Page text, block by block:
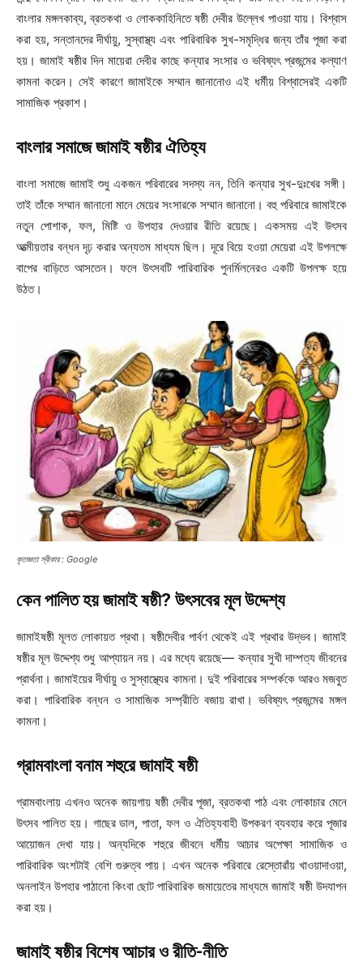
বাংলার মঙ্গলকাব্য, ব্রতকথা ও লোককাহিনিতে ষষ্ঠী দেবীর উল্লেখ পাওয়া যায়। বিশ্বাস
করা হয়, সন্তানদের দীর্ঘায়ু, সুস্বাস্থ্য এবং পারিবারিক সুখ-সমৃদ্ধির জন্য তাঁর পূজা করা
হয়। জামাই ষষ্ঠীর দিন মায়েরা দেবীর কাছে কন্যার সংসার ও ভবিষ্যৎ প্রজন্মের কল্যাণ
কামনা করেন। সেই কারণে জামাইকে সম্মান জানানোও এই ধর্মীয় বিশ্বাসেরই একটি
সামাজিক প্রকাশ।
বাংলার সমাজে জামাই ষষ্ঠীর ঐতিহ্য
বাংলা সমাজে জামাই শুধু একজন পরিবারের সদস্য নন, তিনি কন্যার সুখ-দুঃখের সঙ্গী।
তাই তাঁকে সম্মান জানানো মানে মেয়ের সংসারকে সম্মান জানানো। বহু পরিবারে জামাইকে
নতুন পোশাক, ফল, মিষ্টি ও উপহার দেওয়ার রীতি রয়েছে। একসময় এই উৎসব
আত্মীয়তার বন্ধন দৃঢ় করার অন্যতম মাধ্যম ছিল। দূরে বিয়ে হওয়া মেয়েরা এই উপলক্ষে
বাপের বাড়িতে আসতেন। ফলে উৎসবটি পারিবারিক পুনর্মিলনেরও একটি উপলক্ষ হয়ে
উঠত।
কৃতজ্ঞতা স্বীকার : Google
কেন পালিত হয় জামাই ষষ্ঠী? উৎসবের মূল উদ্দেশ্য
জামাইষষ্ঠী মূলত লোকায়ত প্রথা। ষষ্ঠীদেবীর পার্বণ থেকেই এই প্রথার উদ্ভব। জামাই
ষষ্ঠীর মূল উদ্দেশ্য শুধু আপ্যায়ন নয়। এর মধ্যে রয়েছে— কন্যার সুখী দাম্পত্য জীবনের
প্রার্থনা। জামাইয়ের দীর্ঘায়ু ও সুস্বাস্থ্যের কামনা। দুই পরিবারের সম্পর্ককে আরও মজবুত
করা। পারিবারিক বন্ধন ও সামাজিক সম্প্রীতি বজায় রাখা। ভবিষ্যৎ প্রজন্মের মঙ্গল
কামনা।
গ্রামবাংলা বনাম শহুরে জামাই ষষ্ঠী
গ্রামবাংলায় এখনও অনেক জায়গায় ষষ্ঠী দেবীর পূজা, ব্রতকথা পাঠ এবং লোকাচার মেনে
উৎসব পালিত হয়। গাছের ডাল, পাতা, ফল ও ঐতিহ্যবাহী উপকরণ ব্যবহার করে পূজার
আয়োজন দেখা যায়। অন্যদিকে শহুরে জীবনে ধর্মীয় আচার অপেক্ষা সামাজিক ও
পারিবারিক অংশটাই বেশি গুরুত্ব পায়। এখন অনেক পরিবারে রেস্তোরাঁয় খাওয়াদাওয়া,
অনলাইন উপহার পাঠানো কিংবা ছোট পারিবারিক জমায়েতের মাধ্যমে জামাই ষষ্ঠী উদযাপন
করা হয়।
জামাই ষষ্ঠীর বিশেষ আচার ও রীতি-নীতি